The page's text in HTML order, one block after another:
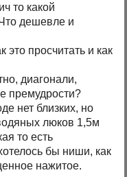
то какой
дешевле и
это просчитать и как
диагонали,
премудрости?
нет близких, но
люков 1,5м
то есть
бы ниши, как
нажитое.